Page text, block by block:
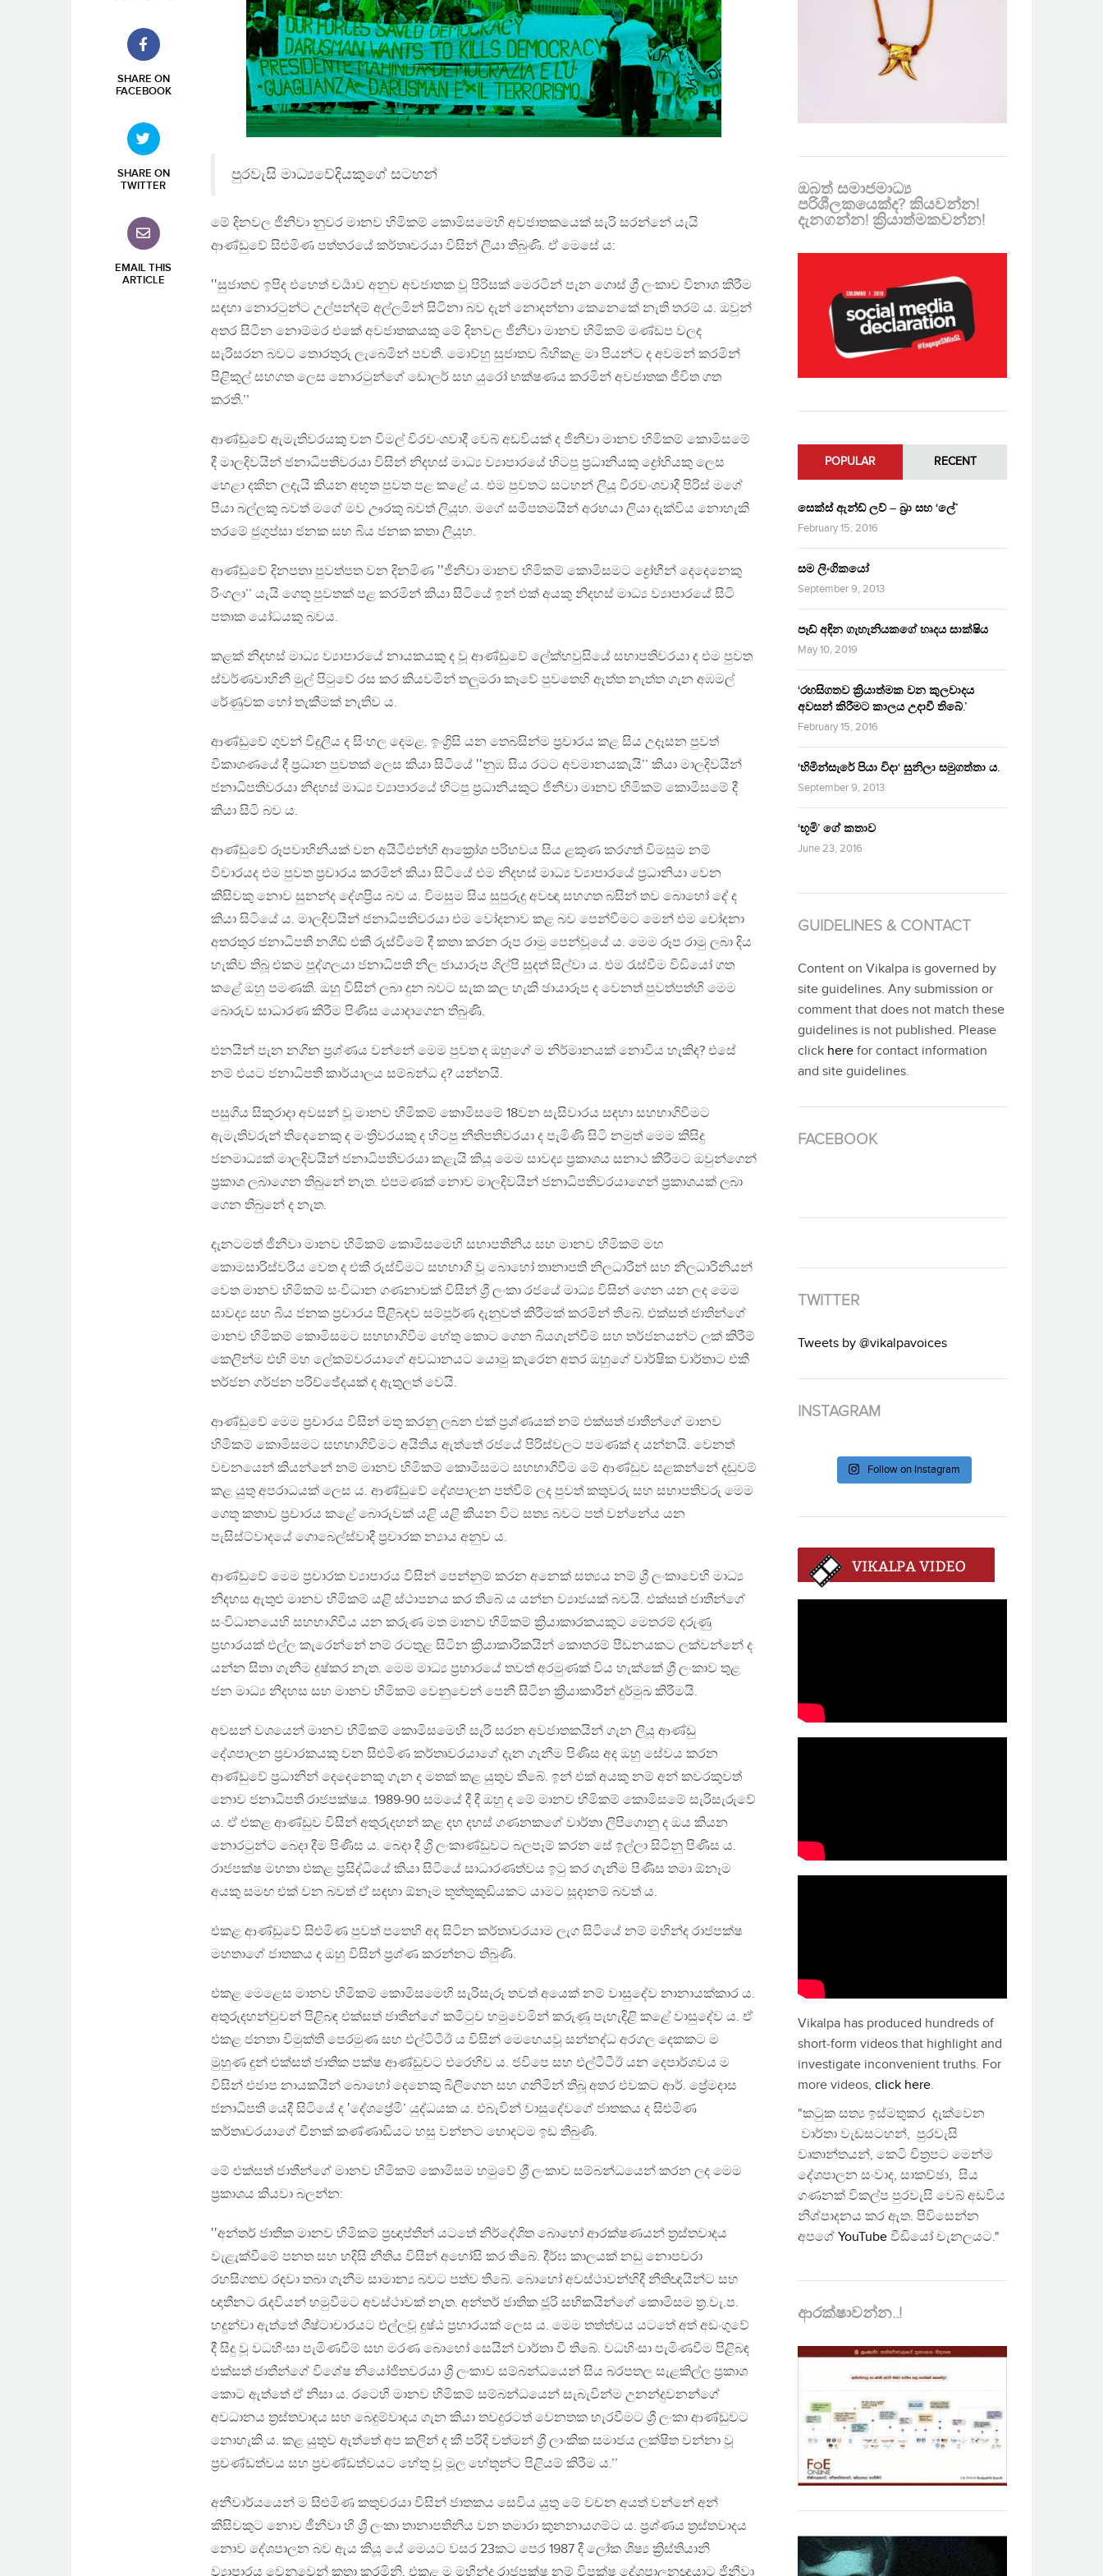
SHARE ON
FACEBOOK
SHARE ON
TWITTER
EMAIL THIS
ARTICLE
පුරවැසි මාධ්‍යවේදියකුගේ සටහන්
මේ දිනවල ජීනිවා නුවර මානව හිමිකම් කොමිසමෙහි අවජාතකයෙක් සැරි සරන්නේ යැයි
ආණ්ඩුවේ සිළුමිණ පත්තරයේ කර්තෘවරයා විසින් ලියා තිබුණි. ඒ මෙසේ ය:
‛‛සුජාතව ඉපිද එහෙත් චර්‍යාව අනුව අවජාතක වූ පිරිසක් මෙරටින් පැන ගොස් ශ්‍රී ලංකාව විනාශ කිරීම
සඳහා නොරටුන්ට උල්පන්දම් අල්ලමින් සිටිනා බව දැන් නොදන්නා කෙනෙකේ නැති තරම් ය. ඔවුන්
අතර සිටින නොම්මර එකේ අවජාතකයකු මේ දිනවල ජීනීවා මානව හිමිකම් මණ්ඩප වලද
සැරිසරන බවට තොරතුරු ලැබෙමින් පවතී. මොව්හු සුජාතව බිහිකළ මා පියන්ට ද අවමන් කරමින්
පිළිකුල් සහගත ලෙස නොරටුන්ගේ ඩොලර් සහ යුරෝ භක්ෂණය කරමින් අවජාතක ජීවිත ගත
කරති.’’
ආණ්ඩුවේ ඇමැතිවරයකු වන විමල් විරවංශවාදී වෙබ් අඩවියක් ද ජිනීවා මානව හිමිකම් කොමිසමේ
දී මාලදිවයින් ජනාධිපතිවරයා විසින් නිදහස් මාධ්‍ය ව්‍යාපාරයේ හිටපු ප්‍රධානියකු ද්‍රෝහියකු ලෙස
හෙළා දකින ලදැයි කියන අභූත පුවත පළ කළේ ය. එම පුවතට සටහන් ලියූ වීරවංශවාදී පිරිස් මගේ
පියා බල්ලකු බවත් මගේ මව ඌරකු බවත් ලියූහ. මගේ සමීපතමයින් අරභයා ලියා දැක්විය නොහැකි
තරමේ ජුගුප්සා ජනක සහ බිය ජනක කතා ලියූහ.
ආණ්ඩුවේ දිනපතා පුවත්පත වන දිනමිණ ‛‛ජීනීවා මානව හිමිකම් කොමිසමට ද්‍රෝහීන් දෙදෙනෙකු
රිංගලා’’ යැයි ගෙතූ පුවතක් පළ කරමින් කියා සිටියේ ඉන් එක් අයකු නිදහස් මාධ්‍ය ව්‍යාපාරයේ සිටි
පතාක යෝධයකු බවය.
කළක් නිදහස් මාධ්‍ය ව්‍යාපාරයේ නායකයකු ද වූ ආණ්ඩුවේ ලේක්හවුසියේ සභාපතිවරයා ද එම පුවත
ස්වර්ණවාහිනී මුල් පිටුවේ රස කර කියවමින් තලුමරා කෑවේ පුවතෙහි ඇත්ත නැත්ත ගැන අඹමල්
රේණුවක හෝ තැකීමක් නැතිව ය.
ආණ්ඩුවේ ගුවන් විදුලිය ද සිංහල දෙමළ. ඉංග්‍රිසි යන තෙබසින්ම ප්‍රචාරය කළ සිය උදෑසන පුවත්
විකාශණයේ දී ප්‍රධාන පුවතක් ලෙස කියා සිටියේ ‛‛නුඹ සිය රටට අවමානයකැයි’’ කියා මාලදිවයින්
ජනාධිපතිවරයා නිදහස් මාධ්‍ය ව්‍යාපාරයේ හිටපු ප්‍රධානියකුට ජිනීවා මානව හිමිකම් කොමිසමේ දී
කියා සිටි බව ය.
ආණ්ඩුවේ රූපවාහිනියක් වන අයිටීඑන්හි ආක්‍රෝශ පරිභවය සිය ළකුණ කරගත් විමසුම නම්
විචාරයද එම පුවත ප්‍රචාරය කරමින් කියා සිටියේ එම නිදහස් මාධ්‍ය ව්‍යාපාරයේ ප්‍රධානියා වෙන
කිසිවකු නොව සුනන්ද දේශප්‍රිය බව ය. විමසුම සිය සුපුරුදු අවඥා සහගත බසින් තව බොහෝ දේ ද
කියා සිටියේ ය. මාලදිවයින් ජනාධිපතිවරයා එම වෝදනාව කළ බව පෙන්වීමට මෙන් එම චෝදනා
අතරතුර ජනාධිපති නශීඩ් එකී රුස්වීමේ දී කතා කරන රූප රාමු පෙන්වූයේ ය. මෙම රූප රාමු ලබා දිය
හැකිව තිබූ එකම පුද්ගලයා ජනාධිපති නිල ජායාරූප ශිල්පි සුදත් සිල්වා ය. එම රැස්වීම විඩියෝ ගත
කළේ ඔහු පමණකි. ඔහු විසින් ලබා දුන බවට සැක කල හැකි ඡායාරූප ද වෙනත් පුවත්පත්හි මෙම
බොරුව සාධාරණ කිරීම පිණිස යොදාගෙන තිබුණි.
එනයින් පැන නගින ප්‍රශ්ණය වන්නේ මෙම පුවත ද ඔහුගේ ම නිර්මානයක් නොවිය හැකිද? එසේ
නම් එයට ජනාධිපති කාර්යාලය සම්බන්ධ ද? යන්නයි.
පසුගිය සිකුරාදා අවසන් වූ මානව හිමිකම් කොමිසමේ 18වන සැසිවාරය සඳහා සහභාගිවීමට
ඇමැතිවරුන් තිදෙනෙකු ද මංත්‍රිවරයකු ද හිටපු නීතිපතිවරයා ද පැමිණි සිටි නමුත් මෙම කිසිදු
ජනමාධ්‍යක් මාලදිවයින් ජනාධිපතිවරයා කළැයි කියූ මෙම සාවද්‍ය ප්‍රකාශය සනාථ කිරීමට ඔවුන්ගෙන්
ප්‍රකාශ ලබාගෙන තිබුනේ නැත. එපමණක් නොව මාලදිවයින් ජනාධිපතිවරයාගෙන් ප්‍රකාශයක් ලබා
ගෙන තිබුනේ ද නැත.
දැනටමත් ජීනීවා මානව හිමිකම් කොමිසමෙහි සභාපතිනිය සහ මානව හිමිකම් මහ
කොමසාරිස්වරිය වෙත ද එකී රුස්විමට සහභාගි වූ බොහෝ තානාපති නිලධාරීන් සහ නිලධාරිනියන්
වෙත මානව හිමිකම් සංවිධාන ගණනාවක් විසින් ශ්‍රී ලංකා රජයේ මාධ්‍ය විසින් ගෙන යන ලද මෙම
සාවද්‍ය සහ බිය ජනක ප්‍රචාරය පිළිබඳව සම්පූර්ණ දැනුවත් කිරීමක් කරමින් තිබේ. එක්සත් ජාතින්ගේ
මානව හිමිකම් කොමිසමට සහභාගිවීම හේතු කොට ගෙන බියගැන්වීම් සහ තර්ජනයන්ට ලක් කිරීම්
කෙලින්ම එහි මහ ලේකම්වරයාගේ අවධානයට යොමු කැරෙන අතර ඔහුගේ වාර්ෂික වාර්තාට එකී
තර්ජන ගර්ජන පරිච්ජේදයක් ද ඇතුලත් වෙයි.
ආණ්ඩුවේ මෙම ප්‍රචාරය විසින් මතු කරනු ලබන එක් ප්‍රශ්ණයක් නම් එක්සත් ජාතීන්ගේ මානව
හිමිකම් කොමිසමට සහභාගිවීමට අයිතිය ඇත්තේ රජයේ පිරිස්වලට පමණක් ද යන්නයි. වෙනත්
වචනයෙන් කියන්නේ නම් මානව හිමිකම් කොමිසමට සහභාගිවීම මේ ආණ්ඩුව සළකන්නේ දඬුවම්
කළ යුතු අපරාධයක් ලෙස ය. ආණ්ඩුවේ දේශපාලන පත්වීම් ලද පුවත් කතුවරු සහ සභාපතිවරු මෙම
ගෙතූ කතාව ප්‍රචාරය කළේ බොරුවක් යළි යළි කියන විට සත්‍ය බවට පත් වන්නේය යන
පැසිස්ට්වාදයේ ගොබෙල්ස්වාදී ප්‍රචාරක න්‍යාය අනුව ය.
ආණ්ඩුවේ මෙම ප්‍රචාරක ව්‍යාපාරය විසින් පෙන්නුම් කරන අනෙක් සත්‍යය නම් ශ්‍රී ලංකාවෙහි මාධ්‍ය
නිදහස ඇතුළු මානව හිමිකම් යළි ස්ථාපනය කර තිබේ ය යන්න ව්‍යාජයක් බවයි. එක්සත් ජාතීන්ගේ
සංවිධානයෙහි සහභාගිවීය යන කරුණ මත මානව හිමිකම් ක්‍රියාකාරකයකුට මෙතරම් දරුණු
ප්‍රහාරයක් එල්ල කැරෙන්නේ නම් රටතුළ සිටින ක්‍රියාකාරිකයින් කොතරම් පීඩනයකට ලක්වන්නේ ද
යන්න සිතා ගැනීම දුෂ්කර නැත. මෙම මාධ්‍ය ප්‍රහාරයේ තවත් අරමුණක් විය හැක්කේ ශ්‍රී ලංකාව තුළ
ජන මාධ්‍ය නිදහස සහ මානව හිමිකම් වෙනුවෙන් පෙනී සිටින ක්‍රියාකාරීන් දුර්මුඛ කිරීමයි.
අවසන් වශයෙන් මානව හිමිකම් කොමිසමෙහි සැරි සරන අවජාතකයින් ගැන ලියූ ආණ්ඩු
දේශපාලන ප්‍රචාරකයකු වන සිළුමිණ කර්තෘවරයාගේ දැන ගැනීම පිණිස අද ඔහු සේවය කරන
ආණ්ඩුවේ ප්‍රධානින් දෙදෙනෙකු ගැන ද මතක් කළ යුතුව තිබේ. ඉන් එක් අයකු නම් අන් කවරකුවත්
නොව ජනාධිපති රාජපක්ෂය. 1989-90 සමයේ දී දී ඔහු ද මේ මානව හිමිකම් කොමිසමේ සැරිසැරුවේ
ය. ඒ එකළ ආණ්ඩුව විසින් අතුරුදහන් කළ දහ දහස් ගණනකගේ වාර්තා ලිපිගොනු ද ඔය කියන
නොරටුන්ට බෙදා දීම පිණිස ය. බෙදා දී ශ්‍රි ලංකාණ්ඩුවට බලපෑම් කරන සේ ඉල්ලා සිටිනු පිණිස ය.
රාජපක්ෂ මහතා එකළ ප්‍රසිද්ධියේ කියා සිටියේ සාධාරණත්වය ඉටු කර ගැනීම පිණිස තමා ඕනෑම
අයකු සමඟ එක් වන බවත් ඒ සඳහා ඕනෑම තූත්තුකුඩියකට යාමට සූදානම් බවත් ය.
එකළ ආණ්ඩුවේ සිළුමිණ පුවත් පතෙහි අද සිටින කර්තෘවරයාම ලැග සිටියේ නම් මහින්ද රාජපක්ෂ
මහතාගේ ජාතකය ද ඔහු විසින් ප්‍රශ්ණ කරන්නට තිබුණි.
එකළ මෙළෙස මානව හිමිකම් කොමිසමෙහි සැරිසැරූ තවත් අයෙක් නම් වාසුදේව නානායක්කාර ය.
අතුරුදහන්වුවන් පිළිබඳ එක්සත් ජාතීන්ගේ කමිටුව හමුවෙමින් කරුණූ පැහැදිළි කළේ වාසුදේව ය. ඒ
එකළ ජනතා විමුක්ති පෙරමුණ සහ එල්ටිටීඊ ය විසින් මෙහෙයවූ සන්නද්ධ අරගල දෙකකට ම
මුහුණ දුන් එක්සත් ජාතික පක්ෂ ආණ්ඩුවට එරෙහිව ය. ජවිපෙ සහ එල්ටීටීඊ යන දෙපාර්ශවය ම
විසින් එජාප නායකයින් බොහෝ දෙනෙකු බිලිගෙන සහ ගනිමින් තිබූ අතර එවකට ආර්. ප්‍රේමදාස
ජනාධිපති යෙදී සිටියේ ද ‛දේශප්‍රේමී’ යුද්ධයක ය. එබැවින් වාසුදේවගේ ජාතකය ද සිළුමිණ
කර්තෘවරයාගේ චීනක් කණ්ණාඩියට හසු වන්නට හොදටම ඉඩ තිබුණි.
මේ එක්සත් ජාතීන්ගේ මානව හිමිකම් කොමිසම හමුවේ ශ්‍රී ලංකාව සම්බන්ධයෙන් කරන ලද මෙම
ප්‍රකාශය කියවා බලන්න:
‛‛අන්තර් ජාතික මානව හිමිකම් ප්‍රඥාප්තීන් යටතේ නිර්දේශිත බොහෝ ආරක්ෂණයන් ත්‍රස්තවාදය
වැළැක්වීමේ පනත සහ හදිසි නීතිය විසින් අහෝසි කර තිබේ. දීර්ඝ කාලයක් නඩු නොපවරා
රහසිගතව රඳවා තබා ගැනීම සාමාන්‍ය බවට පත්ව තිබේ. බොහෝ අවස්ථාවන්හිදී නීතිඥයින්ට සහ
ඥාතීනට රැදවියන් හමුවීමට අවස්ථාවක් නැත. අන්තර් ජාතික ජූරි සභිකයින්ගේ කොමිසම ත්‍ර.වැ.ප.
හදුන්වා ඇත්තේ ශීෂ්ටාචාරයට එල්ලවූ දුෂ්ඨ ප්‍රහාරයක් ලෙස ය. මෙම තත්ත්වය යටතේ අත් අඩංගුවේ
දී සිදු වූ වධහිංසා පැමිණවීම් සහ මරණ බොහෝ සෙයින් වාර්තා වී තිබේ. වධහිංසා පැමිණවීම පිළිබඳ
එක්සත් ජාතීන්ගේ විශේෂ නියෝජිතවරයා ශ්‍රී ලංකාව සම්බන්ධයෙන් සිය බරපතල සැළකිල්ල ප්‍රකාශ
කොට ඇත්තේ ඒ නිසා ය. රටෙහි මානව හිමිකම් සම්බන්ධයෙන් සැබැවින්ම උනන්දුවනන්ගේ
අවධානය ත්‍රස්තවාදය සහ බෙදුම්වාදය ගැන කියා තවදුරටත් වෙනතක හැරවීමට ශ්‍රී ලංකා ආණ්ඩුවට
නොහැකි ය. කළ යුතුව ඇත්තේ අප කලින් ද කී පරිදි වත්මන් ශ්‍රී ලාංකික සමාජය ලක්ෂිත වන්නා වූ
ප්‍රචණ්ඩත්වය සහ ප්‍රචණ්ඩත්වයට හේතු වූ මූල හේතූන්ට පිළියම් කිරීම ය.’’
අනීවාර්යයෙන් ම සිළුමිණ කතුවරයා විසින් ජාතකය සෙවිය යුතු මේ වචන අයත් වන්නේ අන්
කිසිවකුට නොව ජීනීවා හි ශ්‍රී ලංකා තානාපතිනිය වන තමාරා කුනනායගම්ට ය. ප්‍රශ්ණය ත්‍රස්තවාදය
නොව දේශපාලන බව ඇය කියූ යේ මෙයට වසර 23කට පෙර 1987 දී ලෝක ශිෂ්‍ය ක්‍රිස්තියානි
ව්‍යාපාරය වෙනුවෙන් කතා කරමිනි. එකළ ම මහින්ද රාජපක්ෂ නම් විපක්ෂ දේශපාලනඥයාට ජිනීවා
ඔබත් සමාජමාධ්‍ය
පරිශීලකයෙක්ද? කියවන්න!
දැනගන්න! ක්‍රියාත්මකවන්න!
POPULAR RECENT
සෙක්ස් ඇන්ඩ් ලව් – බ්‍රා සහ ‘ලේ’
February 15, 2016
සම ලිංගිකයෝ
September 9, 2013
පෑඩ් අඳින ගැහැනියකගේ හෘදය සාක්ෂිය
May 10, 2019
‘රහසිගතව ක්‍රියාත්මක වන කුලවාදය
අවසන් කිරීමට කාලය උදාවී තිබේ.’
February 15, 2016
‘හිමින්සැරේ පියා විදා‘ සුනිලා සමුගත්තා ය.
September 9, 2013
‘භූමි’ ගේ කතාව
June 23, 2016
GUIDELINES & CONTACT
Content on Vikalpa is governed by
site guidelines. Any submission or
comment that does not match these
guidelines is not published. Please
click here for contact information
and site guidelines.
FACEBOOK
TWITTER
Tweets by @vikalpavoices
INSTAGRAM
Follow on Instagram
Vikalpa has produced hundreds of
short-form videos that highlight and
investigate inconvenient truths. For
more videos, click here.
"කටුක සත්‍ය ඉස්මතුකර දැක්වෙන
වාර්තා වැඩසටහන්, පුරවැසි
වෘතාන්තයන්, කෙටි චිත්‍රපට මෙන්ම
දේශපාලන සංවාද, සාකච්ඡා, සිය
ගණනක් විකල්ප පුරවැසි වෙබ් අඩවිය
නිශ්පාදනය කර ඇත. පිවිසෙන්න
අපගේ YouTube වීඩියෝ චැනලයට."
ආරක්ෂාවන්න..!